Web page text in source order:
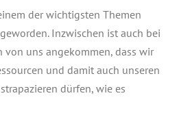
der wichtigsten Themen
Inzwischen ist auch bei
von uns angekommen, dass wir
und damit auch unseren
dürfen, wie es